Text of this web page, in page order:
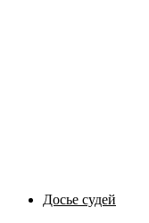
Досье судей